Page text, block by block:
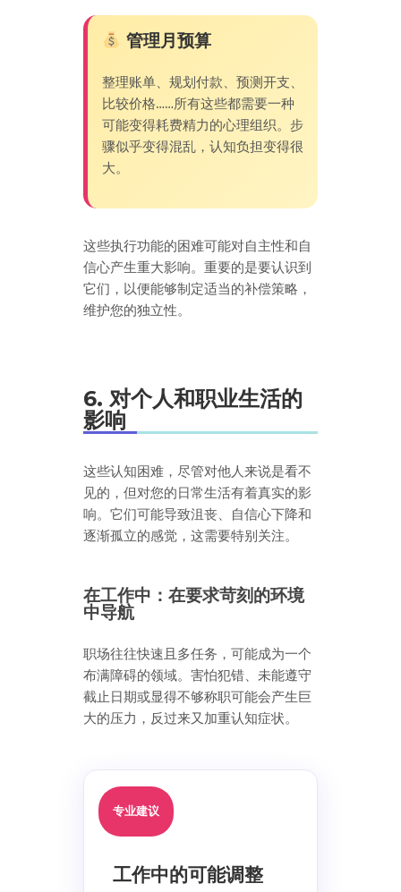
管理月预算
整理账单、规划付款、预测开支、
比较价格……所有这些都需要一种
可能变得耗费精力的心理组织。步
骤似乎变得混乱，认知负担变得很
大。
这些执行功能的困难可能对自主性和自
信心产生重大影响。重要的是要认识到
它们，以便能够制定适当的补偿策略，
维护您的独立性。
6. 对个人和职业生活的
影响
这些认知困难，尽管对他人来说是看不
见的，但对您的日常生活有着真实的影
响。它们可能导致沮丧、自信心下降和
逐渐孤立的感觉，这需要特别关注。
在工作中：在要求苛刻的环境
中导航
职场往往快速且多任务，可能成为一个
布满障碍的领域。害怕犯错、未能遵守
截止日期或显得不够称职可能会产生巨
大的压力，反过来又加重认知症状。
专业建议
工作中的可能调整